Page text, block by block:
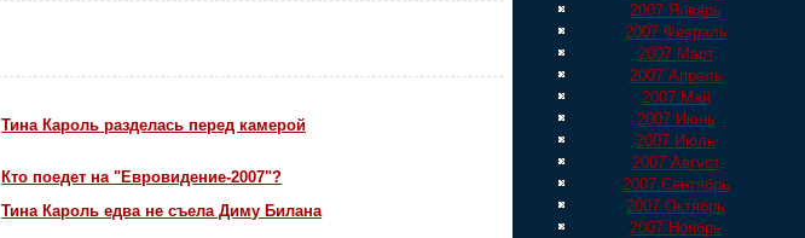
Тина Кароль разделась перед камерой
Кто поедет на "Евровидение-2007"?
Тина Кароль едва не съела Диму Билана
2007 Январь
2007 Февраль
2007 Март
2007 Апрель
2007 Май
2007 Июнь
2007 Июль
2007 Август
2007 Сентябрь
2007 Октябрь
2007 Ноябрь